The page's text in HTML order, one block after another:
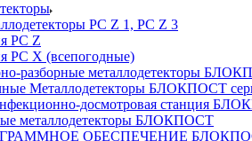
РС Z 1, PC Z 3
РС Z
РС X (всепогодные)
разборные металлодетекторы
Металлодетекторы БЛОКПОСТ
досмотровая станция
металлодетекторы БЛОКПОСТ
ОБЕСПЕЧЕНИЕ